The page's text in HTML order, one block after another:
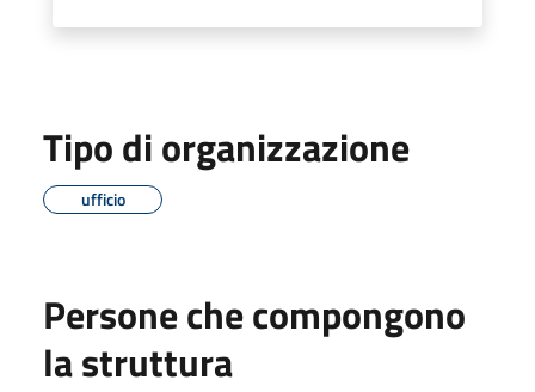
Tipo di organizzazione
ufficio
Persone che compongono
la struttura